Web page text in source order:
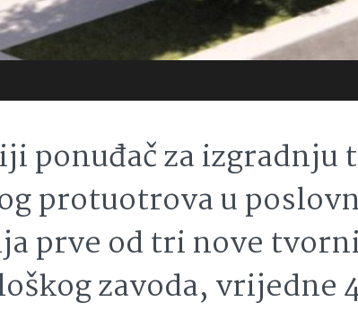
ponuđač za izgradnju
protuotrova u
prve od tri nove
zavoda, vrijedne